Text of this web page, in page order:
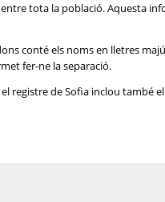
tota la població. Aquesta
conté els noms en lletres
fer-ne la separació.
de Sofia inclou també